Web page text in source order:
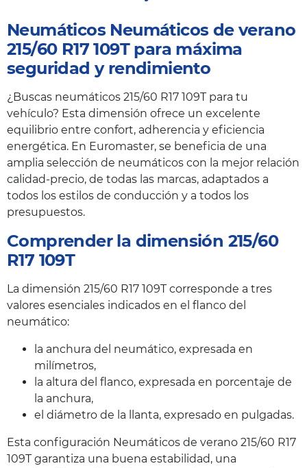
Neumáticos Neumáticos de verano
215/60 R17 109T para máxima
seguridad y rendimiento
¿Buscas neumáticos 215/60 R17 109T para tu
vehículo? Esta dimensión ofrece un excelente
equilibrio entre confort, adherencia y eficiencia
energética. En Euromaster, se beneficia de una
amplia selección de neumáticos con la mejor relación
calidad-precio, de todas las marcas, adaptados a
todos los estilos de conducción y a todos los
presupuestos.
Comprender la dimensión 215/60
R17 109T
La dimensión 215/60 R17 109T corresponde a tres
valores esenciales indicados en el flanco del
neumático:
la anchura del neumático, expresada en
milímetros,
la altura del flanco, expresada en porcentaje de
la anchura,
el diámetro de la llanta, expresado en pulgadas.
Esta configuración Neumáticos de verano 215/60 R17
109T garantiza una buena estabilidad, una